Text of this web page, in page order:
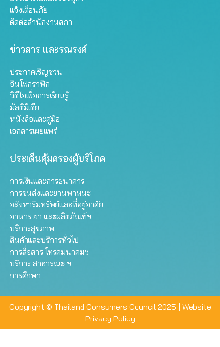
แจ้งเตือนภัย
ติดต่อสำนักงานสภา
ข่าวสาร และรณรงค์
ประกาศเชิญชวน
อินโฟกราฟิก
วิดีโอเพื่อการเรียนรู้
มัลติมีเดีย
หนังสือและคู่มือ
เอกสารเผยแพร่
ประเด็นคุ้มครองผู้บริโภค
การเงินและการธนาคาร
การขนส่งและยานพาหนะ
อสังหาริมทรัพย์และที่อยู่อาศัย
อาหาร ยา และผลิตภัณฑ์ฯ
บริการสุขภาพ
สินค้าและบริการทั่วไป
การสื่อสาร โทรคมนาคมฯ
บริการ สาธารณะ ฯ
การศึกษา
Copyright © Thailand Consumers Council 2025 | Website
Privacy Policy